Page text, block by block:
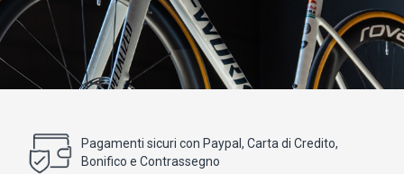
Pagamenti sicuri con Paypal, Carta di Credito,
Bonifico e Contrassegno